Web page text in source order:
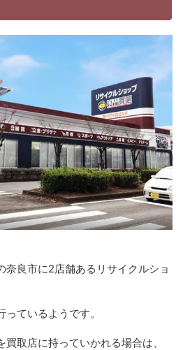
奈良市に2店舗あるリサイクルショ
ているようです。
取店に持っていかれる場合は、